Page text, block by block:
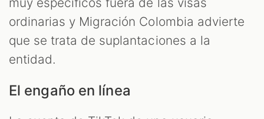
ordinarias y Migración Colombia advierte
que se trata de suplantaciones a la
entidad.
El engaño en línea